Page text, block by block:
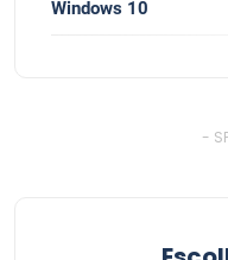
Windows 10
-